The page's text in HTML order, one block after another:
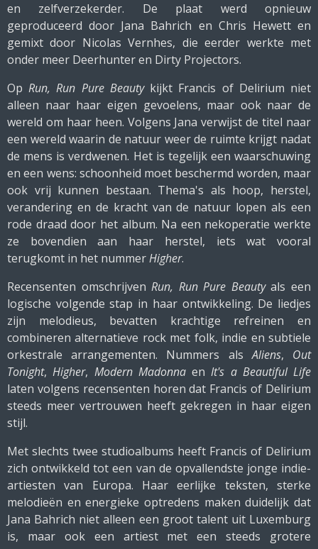
en zelfverzekerder. De plaat werd opnieuw
geproduceerd door Jana Bahrich en Chris Hewett en
gemixt door Nicolas Vernhes, die eerder werkte met
onder meer Deerhunter en Dirty Projectors.
OpRun, Run Pure Beautykijkt Francis of Delirium niet
alleen naar haar eigen gevoelens, maar ook naar de
wereld om haar heen. Volgens Jana verwijst de titel naar
een wereld waarin de natuur weer de ruimte krijgt nadat
de mens is verdwenen. Het is tegelijk een waarschuwing
en een wens: schoonheid moet beschermd worden, maar
ook vrij kunnen bestaan. Thema's als hoop, herstel,
verandering en de kracht van de natuur lopen als een
rode draad door het album. Na een nekoperatie werkte
ze bovendien aan haar herstel, iets wat vooral
terugkomt in het nummerHigher.
Recensenten omschrijvenRun, Run Pure Beautyals een
logische volgende stap in haar ontwikkeling. De liedjes
zijn melodieus, bevatten krachtige refreinen en
combineren alternatieve rock met folk, indie en subtiele
orkestrale arrangementen. Nummers alsAliens, Out
Tonight,Higher, Modern MadonnaenIt's a Beautiful Life
laten volgens recensenten horen dat Francis of Delirium
steeds meer vertrouwen heeft gekregen in haar eigen
stijl.
Met slechts twee studioalbums heeft Francis of Delirium
zich ontwikkeld tot een van de opvallendste jonge indie-
artiesten van Europa. Haar eerlijke teksten, sterke
melodieën en energieke optredens maken duidelijk dat
Jana Bahrich niet alleen een groot talent uit Luxemburg
is, maar ook een artiest met een steeds grotere